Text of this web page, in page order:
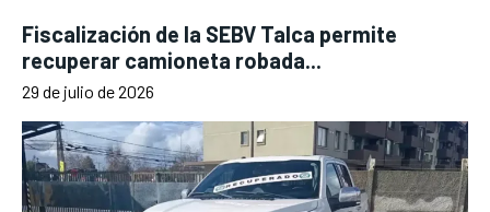
Fiscalización de la SEBV Talca permite
recuperar camioneta robada...
29 de julio de 2026